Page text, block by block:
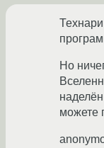
Но
можете